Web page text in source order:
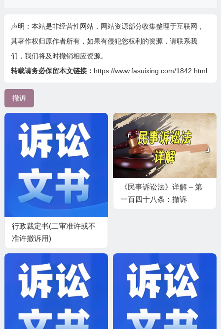
声明：本站是非经营性网站，网站资源部分收集整理于互联网，
其著作权归原作者所有，如果有侵犯您权利的资源，请联系我
们，我们将及时撤销相应资源。
转载请务必保留本文链接： https://www.fasuixing.com/1842.html
撤诉
行政裁定书(二审准许或不
准许撤诉用)
《民事诉讼法》详解 – 第
一百四十八条：撤诉